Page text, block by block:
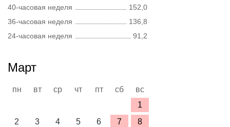
40-часовая неделя
152,0
36-часовая неделя
136,8
24-часовая неделя
91,2
Март
пн вт ср чт пт сб
вс
1
2
3 4 5 6 7
8